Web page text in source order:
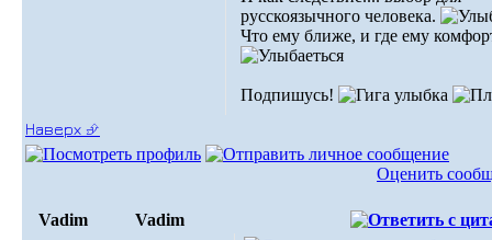
русскоязычного человека.
Что ему ближе, и где ему
Подпишусь!
Наверх ⮵
Оценить
Vadim Vadim